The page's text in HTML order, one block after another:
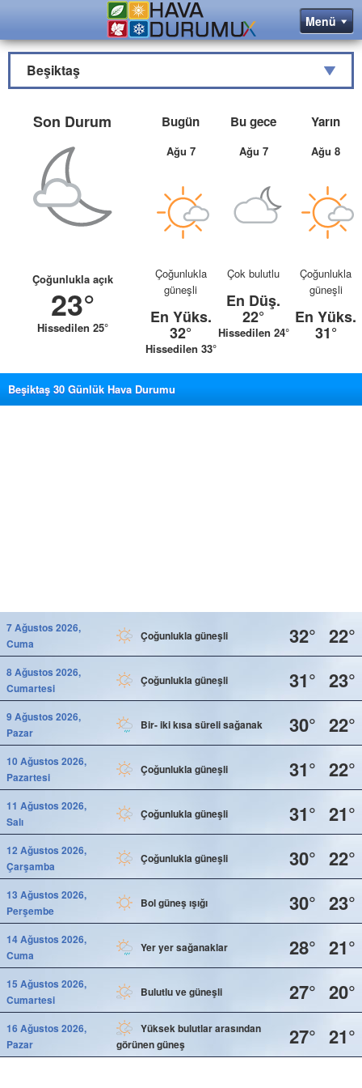
Beşiktaş
Son Durum
Çoğunlukla açık
23°
Hissedilen 25°
Bugün
Ağu 7
Çoğunlukla
güneşli
En Yüks.
32°
Hissedilen 33°
Bu gece
Ağu 7
Çok bulutlu
En Düş.
22°
Hissedilen 24°
Yarın
Ağu 8
Çoğunlukla
güneşli
En Yüks.
31°
Beşiktaş 30 Günlük Hava Durumu
7 Ağustos 2026,
Cuma
Çoğunlukla güneşli 32° 22°
8 Ağustos 2026,
Cumartesi
Çoğunlukla güneşli 31° 23°
9 Ağustos 2026,
Pazar
Bir- iki kısa süreli sağanak 30° 22°
10 Ağustos 2026,
Pazartesi
Çoğunlukla güneşli 31° 22°
11 Ağustos 2026,
Salı
Çoğunlukla güneşli 31° 21°
12 Ağustos 2026,
Çarşamba
Çoğunlukla güneşli 30° 22°
13 Ağustos 2026,
Perşembe
Bol güneş ışığı 30° 23°
14 Ağustos 2026,
Cuma
Yer yer sağanaklar 28° 21°
15 Ağustos 2026,
Cumartesi
Bulutlu ve güneşli 27° 20°
16 Ağustos 2026,
Pazar
Yüksek bulutlar arasından
görünen güneş
27° 21°